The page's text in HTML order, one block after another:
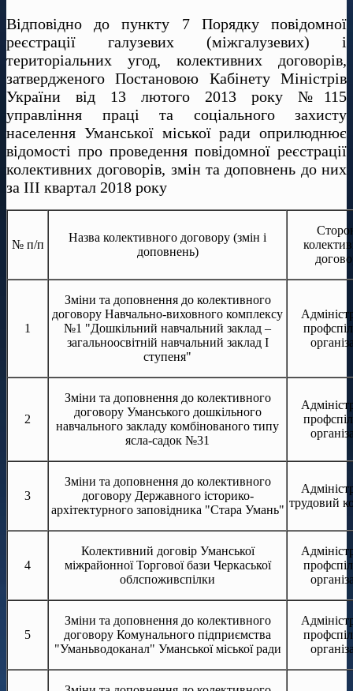
Відповідно до пункту 7 Порядку повідомної
реєстрації галузевих (міжгалузевих) і
територіальних угод, колективних договорів,
затвердженого Постановою Кабінету Міністрів
України від 13 лютого 2013 року №115
управління праці та соціального захисту
населення Уманської міської ради оприлюднює
відомості про проведення повідомної реєстрації
колективних договорів, змін та доповнень до них
за ІІІ квартал 2018 року
№ п/п
Назва колективного договору (змін і
доповнень)
1
Зміни та доповнення до колективного
договору Навчально-виховного комплексу
№1 "Дошкільний навчальний заклад –
загальноосвітній навчальний заклад І
ступеня"
2
Зміни та доповнення до колективного
договору Уманського дошкільного
навчального закладу комбінованого типу
ясла-садок №31
3
Зміни та доповнення до колективного
договору Державного історико-
архітектурного заповідника "Стара Умань"
трудовий
4
Колективний договір Уманської
міжрайонної Торгової бази Черкаської
облспоживспілки
5
Зміни та доповнення до колективного
договору Комунального підприємства
"Уманьводоканал" Уманської міської ради